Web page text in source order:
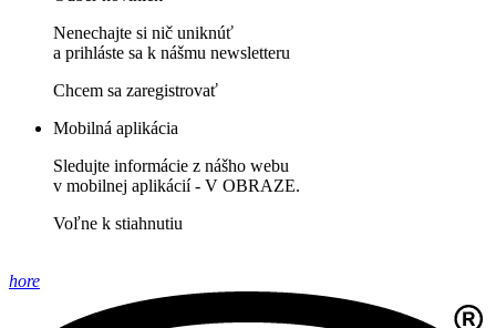
Nenechajte si nič uniknúť
a prihláste sa k nášmu newsletteru
Chcem sa zaregistrovať
Mobilná aplikácia
Sledujte informácie z nášho webu
v mobilnej aplikácií - V OBRAZE.
Voľne k stiahnutiu
hore